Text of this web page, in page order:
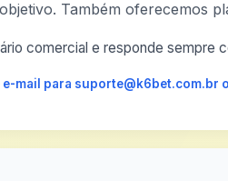
Também oferecemos
comercial e responde
mail para suporte@k6bet.com.br